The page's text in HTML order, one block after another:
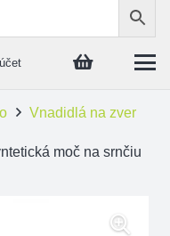
Vnadidlá na zver
moč na srnčiu